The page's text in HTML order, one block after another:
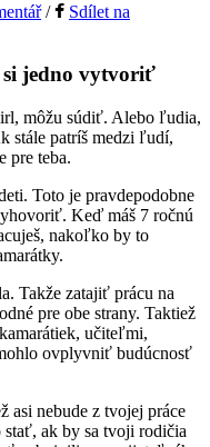
/
Sdílet na
si jedno vytvoriť
môžu súdiť. Alebo ľudia,
stále patríš medzi ľudí,
pre teba.
Toto je pravdepodobne
Keď máš 7 ročnú
nakoľko by to
Takže zatajiť prácu na
pre obe strany. Taktiež
učiteľmi,
ovplyvniť budúcnosť
asi nebude z tvojej práce
stať, ak by sa tvoji rodičia